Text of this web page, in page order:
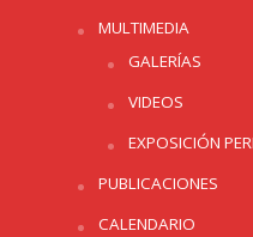
MULTIMEDIA
GALERÍAS
VIDEOS
EXPOSICIÓN
PUBLICACIONES
CALENDARIO